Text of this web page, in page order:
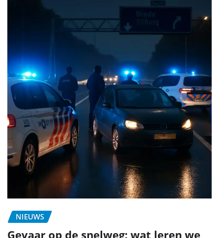
NIEUWS
Gevaar op de snelweg: wat leren we